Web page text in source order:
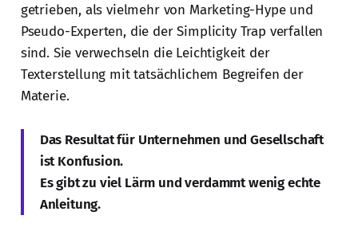
getrieben, als vielmehr von Marketing-Hype und
Pseudo-Experten, die der Simplicity Trap verfallen
sind. Sie verwechseln die Leichtigkeit der
Texterstellung mit tatsächlichem Begreifen der
Materie.
Das Resultat für Unternehmen und Gesellschaft
ist Konfusion.
Es gibt zu viel Lärm und verdammt wenig echte
Anleitung.